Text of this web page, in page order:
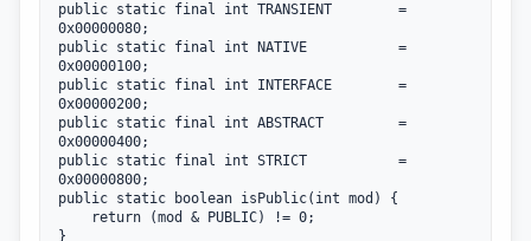
public static final int TRANSIENT        =
0x00000080;
public static final int NATIVE           =
0x00000100;
public static final int INTERFACE        =
0x00000200;
public static final int ABSTRACT         =
0x00000400;
public static final int STRICT           =
0x00000800;
public static boolean isPublic(int mod) {